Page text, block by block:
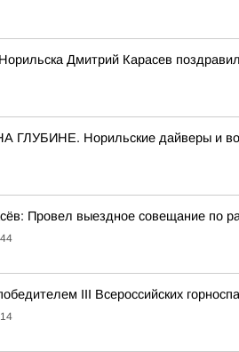
Дмитрий Карасев
Норильские дайверы и
Провел выездное совещание по
III Всероссийских